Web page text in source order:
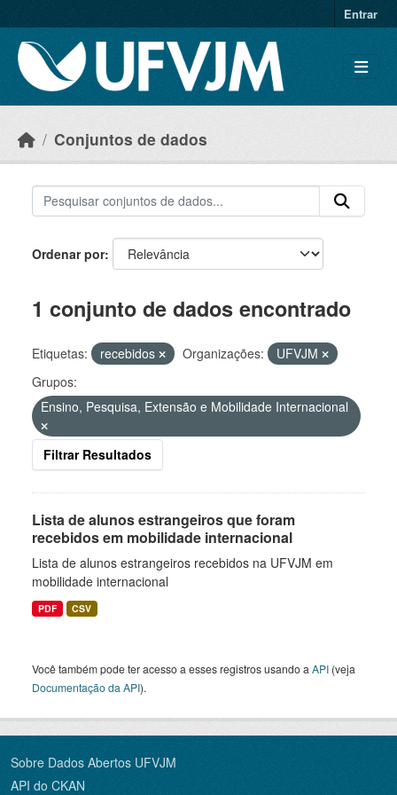
Entrar
Conjuntos de dados
Ordenar por
1 conjunto de dados encontrado
Etiquetas: recebidos Organizações:
UFVJM
Grupos:
Ensino, Pesquisa, Extensão e Mobilidade Internacional
Filtrar Resultados
Lista de alunos estrangeiros que foram
recebidos em mobilidade internacional
Lista de alunos estrangeiros recebidos na UFVJM em
mobilidade internacional
PDF CSV
Você também pode ter acesso a esses registros usando a API (veja
Documentação da API).
Sobre Dados Abertos UFVJM
API do CKAN